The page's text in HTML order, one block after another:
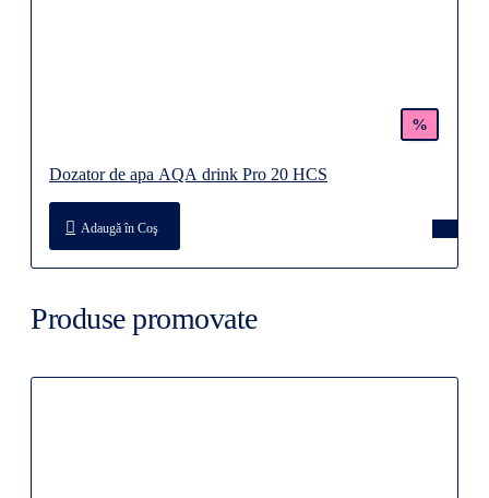
%
Dozator de apa AQA drink Pro 20 HCS
Adaugă în Coş
Produse promovate